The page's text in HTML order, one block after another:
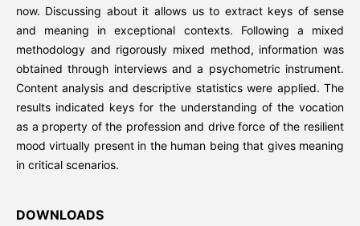
now. Discussing about it allows us to extract keys of sense
and meaning in exceptional contexts. Following a mixed
methodology and rigorously mixed method, information was
obtained through interviews and a psychometric instrument.
Content analysis and descriptive statistics were applied. The
results indicated keys for the understanding of the vocation
as a property of the profession and drive force of the resilient
mood virtually present in the human being that gives meaning
in critical scenarios.
DOWNLOADS